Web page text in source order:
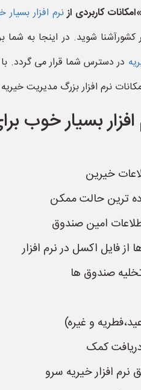
»امکانات کاربردی ازنرم افزار
شوید. در اینجا به
در دسترس شما قرار می گردد. با
نرم افزار بزرگ مدیریت
افزار بسیار
خیرین
ترین حالت ممکن
امین صندوق
از فایل اکسل در نرم افزار
صندوق ها
و غیره)
کمک
افزار خیریه سرو